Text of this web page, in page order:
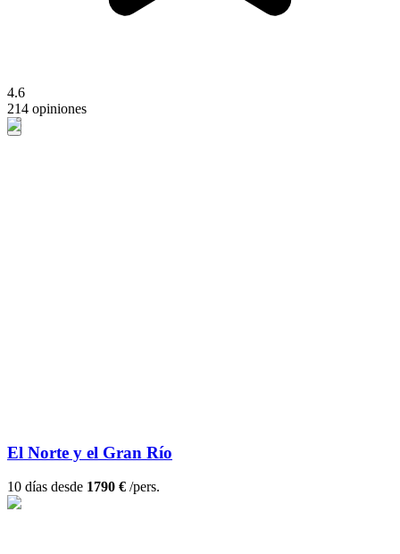
4.6
214 opiniones
El Norte y el Gran Río
10 días desde 1790 € /pers.